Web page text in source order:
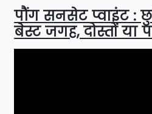
पौंग सनसेट प्वाइंट :
बेस्ट जगह, दोस्तों या